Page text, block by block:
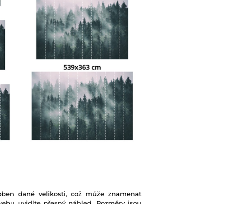
dané velikosti, což může znamenat